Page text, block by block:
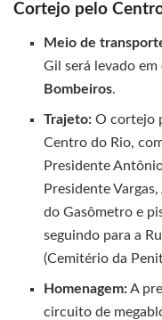
Cortejo pelo
Meio de
Gil será levado em
Bombeiros.
Trajeto: O cortejo
Centro do Rio,
Presidente
Presidente
do Gasômetro e
seguindo para a
(Cemitério da
Homenagem:A
circuito de